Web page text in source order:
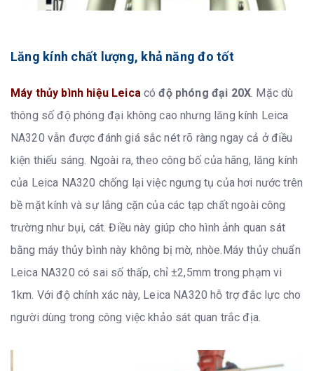
Lăng kính chất lượng, khả năng đo tốt
Máy thủy bình hiệu Leicacóđộ phóng đại 20X. Mặc dù
thông số độ phóng đại không cao nhưng lăng kính Leica
NA320 vẫn được đánh giá sắc nét rõ ràng ngay cả ở điều
kiện thiếu sáng. Ngoài ra, theo công bố của hãng, lăng kính
của Leica NA320 chống lại việc ngưng tụ của hơi nước trên
bề mặt kính và sự lắng cặn của các tạp chất ngoài công
trường như bụi, cát. Điều này giúp cho hình ảnh quan sát
bằng máy thủy bình này không bị mờ, nhòe.Máy thủy chuẩn
Leica NA320 có sai số thấp, chỉ ±2,5mm trong phạm vi
1km. Với độ chính xác này, Leica NA320 hỗ trợ đắc lực cho
người dùng trong công việc khảo sát quan trắc địa.